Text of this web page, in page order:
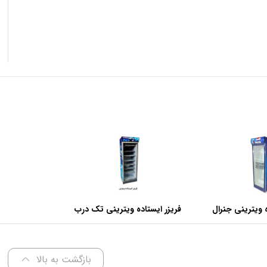
ویترینی جنرال
فریزر ایستاده ویترینی تک درب
عرض 70 سانتی متر
بازگشت به بالا